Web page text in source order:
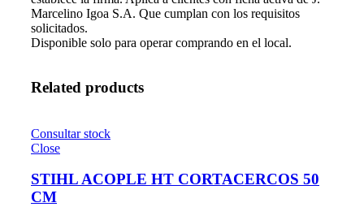
Marcelino Igoa S.A. Que cumplan con los requisitos
solicitados.
Disponible solo para operar comprando en el local.
Related products
Consultar stock
Close
STIHL ACOPLE HT CORTACERCOS 50
CM